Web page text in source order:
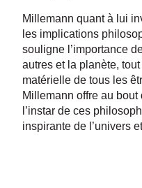
Millemann quant à lui
les implications
souligne l’importance
autres et la planète,
matérielle de tous les
Millemann offre au
l’instar de ces
inspirante de l’univers